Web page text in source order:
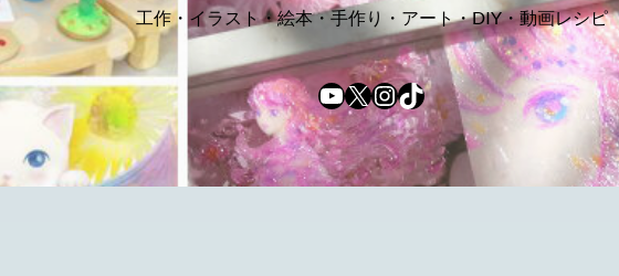
工作・イラスト・絵本・手作り・アート・DIY・動画レシピ
YouTube
X Instagram
TikTok